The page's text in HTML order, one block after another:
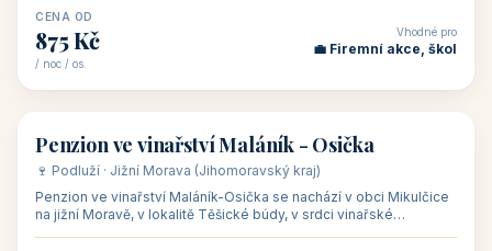
CENA OD
875 Kč
/ noc / os.
Vhodné pro
💼 Firemní akce, škol
🏡 penzion
Penzion ve vinařství Maláník - Osička
🍷 Podluží · Jižní Morava (Jihomoravský kraj)
Penzion ve vinařství Maláník-Osička se nachází v obci Mikulčice
na jižní Moravě, v lokalitě Těšické búdy, v srdci vinařské